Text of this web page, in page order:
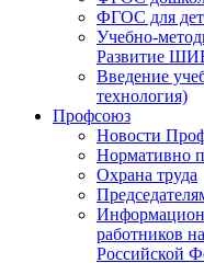
ФГОС для
Учебно-
Развитие
Введение
технология)
Профсоюз
Новости
Нормативно
Охрана труда
работников
Российской